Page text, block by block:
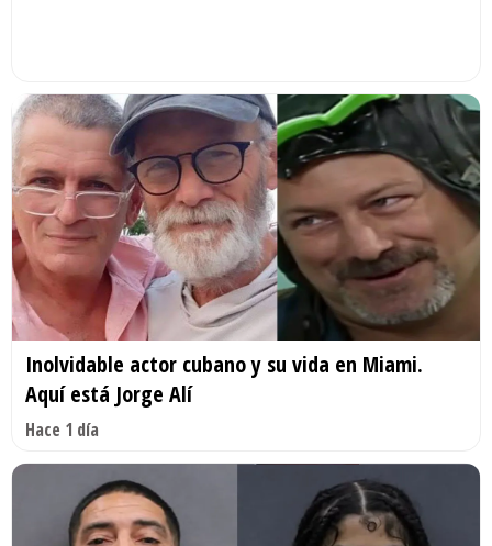
Inolvidable actor cubano y su vida en Miami.
Aquí está Jorge Alí
Hace 1 día